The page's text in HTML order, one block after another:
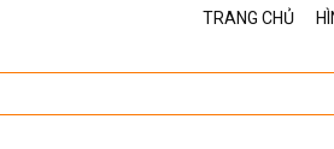
TRANG CHỦ